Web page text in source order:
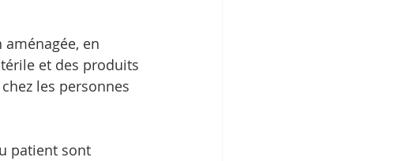
en
et des produits
les personnes
patient sont